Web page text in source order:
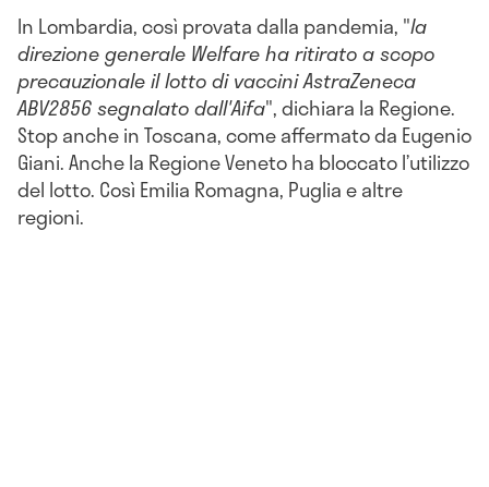
In Lombardia, così provata dalla pandemia, "la
direzione generale Welfare ha ritirato a scopo
precauzionale il lotto di vaccini AstraZeneca
ABV2856 segnalato dall'Aifa", dichiara la Regione.
Stop anche in Toscana, come affermato da Eugenio
Giani. Anche la Regione Veneto ha bloccato l’utilizzo
del lotto. Così Emilia Romagna, Puglia e altre
regioni.